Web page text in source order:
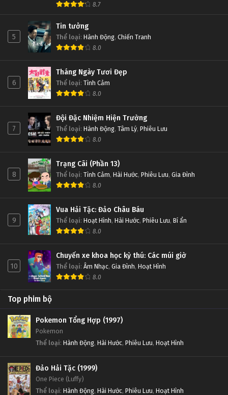
8.7
5
Tin tưởng
Thể loại: Hành Động, Chiến Tranh
8.0
6
Tháng Ngày Tươi Đẹp
Thể loại: Tình Cảm
8.0
7
Đội Đặc Nhiệm Hiện Trường
Thể loại: Hành Động, Tâm Lý, Phiêu Lưu
8.0
8
Trạng Cãi (Phần 13)
Thể loại: Tình Cảm, Hài Hước, Phiêu Lưu, Gia Đình
8.0
9
Vua Hải Tặc: Đảo Châu Báu
Thể loại: Hoạt Hình, Hài Hước, Phiêu Lưu, Bí ẩn
8.0
10
Chuyến xe khoa học kỳ thú: Các múi giờ
Thể loại: Âm Nhạc, Gia Đình, Hoạt Hình
8.0
Top phim bộ
Pokemon Tổng Hợp (1997)
Pokemon
Thể loại: Hành Động, Hài Hước, Phiêu Lưu, Hoạt Hình
Đảo Hải Tặc (1999)
One Piece (Luffy)
Thể loại: Hành Động, Hài Hước, Phiêu Lưu, Hoạt Hình